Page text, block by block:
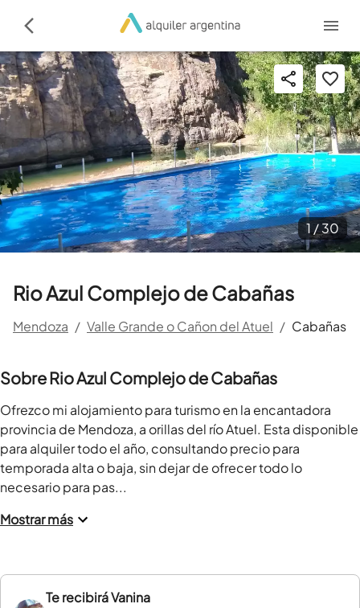
Rio Azul Complejo de Cabañas
Mendoza / Valle Grande o Cañon del Atuel / Cabañas
1 /30
Sobre Rio Azul Complejo de Cabañas
Ofrezco mi alojamiento para turismo en la encantadora
provincia de Mendoza, a orillas del río Atuel. Esta disponible
para alquiler todo el año, consultando precio para
temporada alta o baja, sin dejar de ofrecer todo lo
necesario para pas...
Mostrar más
Te recibiráVanina